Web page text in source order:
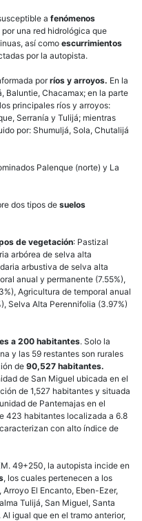
a fenómenos
una red hidrológica que
así como escurrimientos
por la autopista.
porríos y arroyos. En la
Baluntie, Chacamax; en la parte
principales ríos y arroyos:
Serranía y Tulijá; mientras
por: Shumuljá, Sola, Chutalijá
Palenque (norte) y La
dos tipos de suelos
de vegetación: Pastizal
arbórea de selva alta
arbustiva de selva alta
anual y permanente (7.55%),
Agricultura de temporal anual
Selva Alta Perennifolia (3.97%)
a 200 habitantes. Solo la
y las 59 restantes son rurales
de 90,527 habitantes.
de San Miguel ubicada en el
de 1,527 habitantes y situada
de Pantemajas en el
423 habitantes localizada a 6.8
con alto índice de
49+250, la autopista incide en
, los cuales pertenecen a los
El Encanto, Eben-Ezer,
Tulijá, San Miguel, Santa
igual que en el tramo anterior,